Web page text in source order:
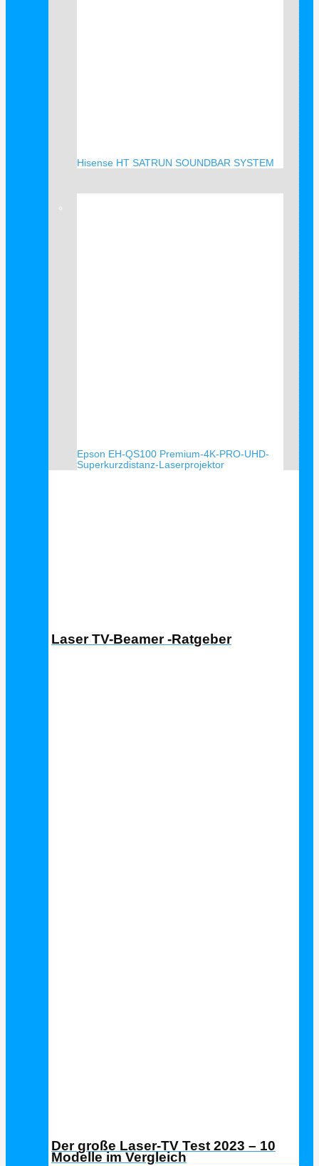
Hisense HT SATRUN SOUNDBAR SYSTEM
Epson EH-QS100 Premium-4K-PRO-UHD-
Superkurzdistanz-Laserprojektor
Laser TV-Beamer -Ratgeber
Der große Laser-TV Test 2023 – 10
Modelle im Vergleich